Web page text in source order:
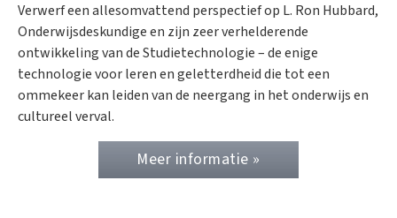
Verwerf een allesomvattend perspectief op L. Ron Hubbard,
Onderwijs­deskundige en zijn zeer verhelderende
ontwikkeling van de Studietechnologie – de enige
technologie voor leren en geletterdheid die tot een
ommekeer kan leiden van de neergang in het onderwijs en
cultureel verval.
Meer informatie »